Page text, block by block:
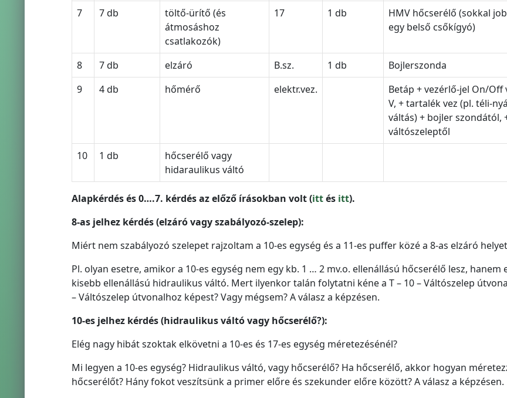
7
7 db
töltő-ürítő (és
átmosáshoz
csatlakozók)
17 1 db
HMV hőcserélő (sokkal
egy belső csőkígyó)
8 7 db elzáró B.sz. 1 db
Bojlerszonda
9
4 db hőmérő elektr.vez.
Betáp + vezérlő-jel On/Off
V, + tartalék vez (pl. téli-
váltás) + bojler szondától,
váltószeleptől
10
1 db
hőcserélő vagy
hidaraulikus váltó
Alapkérdés és 0….7. kérdés az előző írásokban volt (ittés itt).
8-as jelhez kérdés (elzáró vagy szabályozó-szelep):
Miért nem szabályozó szelepet rajzoltam a 10-es egység és a 11-es puffer közé a 8-as elzáró
Pl. olyan esetre, amikor a 10-es egység nem egy kb. 1 … 2 mv.o. ellenállású hőcserélő lesz, hanem
kisebb ellenállású hidraulikus váltó. Mert ilyenkor talán folytatni kéne a T – 10 – Váltószelep
– Váltószelep útvonalhoz képest? Vagy mégsem? A válasz a képzésen.
10-es jelhez kérdés (hidraulikus váltó vagy hőcserélő?):
Elég nagy hibát szoktak elkövetni a 10-es és 17-es egység méretezésénél?
Mi legyen a 10-es egység? Hidraulikus váltó, vagy hőcserélő? Ha hőcserélő, akkor hogyan
hőcserélőt? Hány fokot veszítsünk a primer előre és szekunder előre között? A válasz a képzésen.